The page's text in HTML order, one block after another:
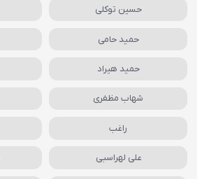
حسین توکلی
حمید حامی
حمید هیراد
شهاب مظفری
راغب
علی لهراسبی